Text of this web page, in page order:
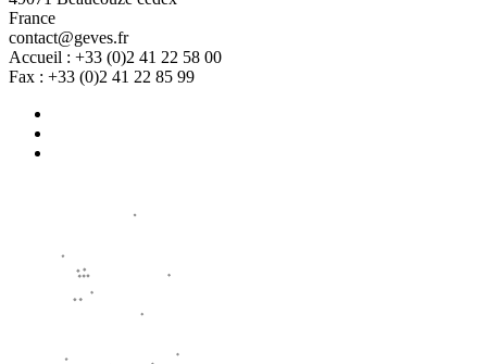
France
contact@geves.fr
Accueil : +33 (0)2 41 22 58 00
Fax : +33 (0)2 41 22 85 99